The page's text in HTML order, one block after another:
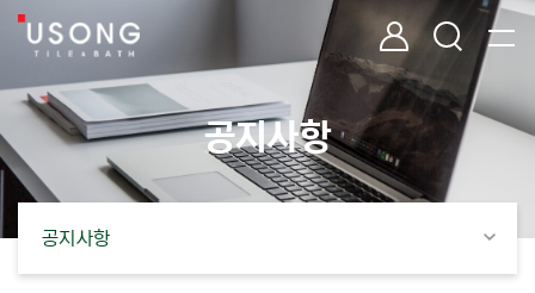
유송타일 & 바스 로그인
공지사항 | 유송타일&바스 욕실 인테리어 타일·자재 전문 유통
공지사항
공지사항